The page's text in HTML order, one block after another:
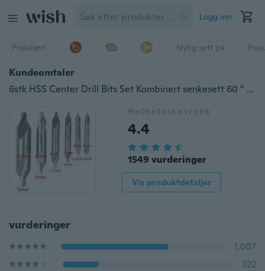
Logg inn
Populært Nylig sett på
Kundeomtaler
6stk HSS Center Drill Bits Set Kombinert senkesett 60 ° 5/3 / 2.5 / 2 / 1.5 / 1mm
Helhetsinntrykk
4.4
1549 vurderinger
Vis produktdetaljer
vurderinger
1,007
322